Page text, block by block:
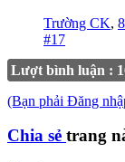
Trường CK,
#17
Lượt bình luận :
(Bạn phải Đăng
Chia sẻ trang